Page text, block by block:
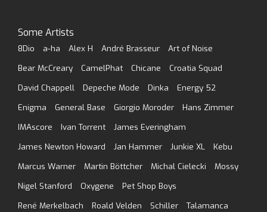
Some Artists
8Dio a-ha Alex H André Brasseur
Art of Noise
Bear McCreary
CamelPhat Chicane
Croatia Squad
David Chappell
Depeche Mode Dinka
Energy 52
Enigma
General Base Giorgio Moroder
Hans Zimmer
IMAscore
Ivan Torrent
James Everingham
James Newton Howard
Jan Hammer Junkie XL
Kebu
Marcus Warner
Martin Böttcher Michal Cielecki
Mossy
Nigel Stanford
Oxygene
Pet Shop Boys
René Merkelbach
Roald Velden Schiller
Talamanca